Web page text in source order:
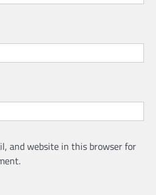
and website in this browser for